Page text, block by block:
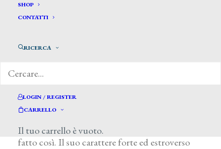
SHOP
CONTATTI
RICERCA
LOGIN / REGISTER
CARRELLO
Il tuo carrello è vuoto.
di E.D.B., da Il Sole 24 Ore, 22 agosto 2017
Appassionato, geniale, mai banale. Capace di
piccole cose che effre la vita. Un mostro di
cultura, lucidità e semplicità. Guido Rossi era
fatto così. Il suo carattere forte ed estroverso